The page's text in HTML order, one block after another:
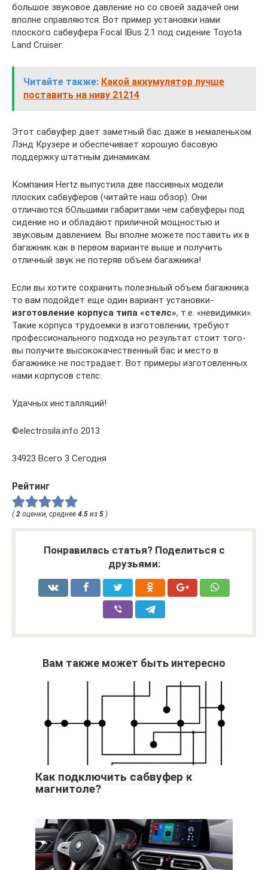
большое звуковое давление но со своей задачей они
вполне справляются. Вот пример установки нами
плоского сабвуфера Focal IBus 2.1 под сидение Toyota
Land Cruiser:
Читайте также: Какой аккумулятор лучше
поставить на ниву 21214
Этот сабвуфер дает заметный бас даже в немаленьком
Лэнд Крузере и обеспечивает хорошую басовую
поддержку штатным динамикам.
Компания Hertz выпустила две пассивных модели
плоских сабвуферов (читайте наш обзор). Они
отличаются бОльшими габаритами чем сабвуферы под
сидение но и обладают приличной мощностью и
звуковым давлением. Вы вполне можете поставить их в
багажник как в первом варианте выше и получить
отличный звук не потеряв объем багажника!
Если вы хотите сохранить полезныый объем багажника
то вам подойдет еще один вариант установки-
изготовление корпуса типа «стелс», т.е. «невидимки».
Такие корпуса трудоемки в изготовлении, требуют
профессионального подхода но результат стоит того-
вы получите высококачественный бас и место в
багажнике не пострадает. Вот примеры изготовленных
нами корпусов стелс:
Удачных инсталляций!
©electrosila.info 2013
34923 Всего 3 Сегодня
Рейтинг
( 2 оценки, среднее 4.5 из 5 )
Понравилась статья? Поделиться с
друзьями:
Вам также может быть интересно
Как подключить сабвуфер к
магнитоле?